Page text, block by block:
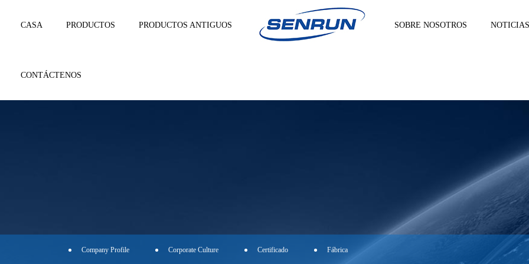
CASA PRODUCTOS PRODUCTOS ANTIGUOS SOBRE NOSOTROS NOTICIAS
CONTÁCTENOS
Company Profile Corporate Culture Certificado Fábrica